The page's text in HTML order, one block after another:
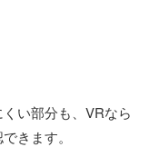
い部分も、VRなら
きます。